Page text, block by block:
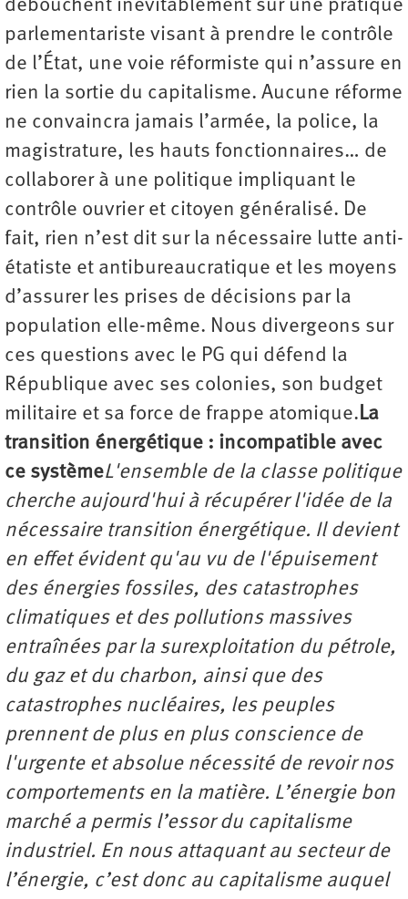
débouchent inévitablement sur une pratique
parlementariste visant à prendre le contrôle
de l’État, une voie réformiste qui n’assure en
rien la sortie du capitalisme. Aucune réforme
ne convaincra jamais l’armée, la police, la
magistrature, les hauts fonctionnaires… de
collaborer à une politique impliquant le
contrôle ouvrier et citoyen généralisé. De
fait, rien n’est dit sur la nécessaire lutte anti-
étatiste et antibureaucratique et les moyens
d’assurer les prises de décisions par la
population elle-même. Nous divergeons sur
ces questions avec le PG qui défend la
République avec ses colonies, son budget
militaire et sa force de frappe atomique.La
transition énergétique : incompatible avec
ce systèmeL'ensemble de la classe politique
cherche aujourd'hui à récupérer l'idée de la
nécessaire transition énergétique. Il devient
en effet évident qu'au vu de l'épuisement
des énergies fossiles, des catastrophes
climatiques et des pollutions massives
entraînées par la surexploitation du pétrole,
du gaz et du charbon, ainsi que des
catastrophes nucléaires, les peuples
prennent de plus en plus conscience de
l'urgente et absolue nécessité de revoir nos
comportements en la matière. L’énergie bon
marché a permis l’essor du capitalisme
industriel. En nous attaquant au secteur de
l’énergie, c’est donc au capitalisme auquel